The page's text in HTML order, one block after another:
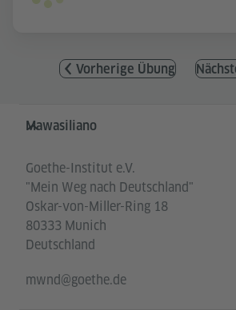
Vorherige Übung
Service- und
Mawasiliano
Goethe-Institut e.V.
"Mein Weg nach Deutschland"
Oskar-von-Miller-Ring 18
80333 Munich
Deutschland
mwnd@goethe.de